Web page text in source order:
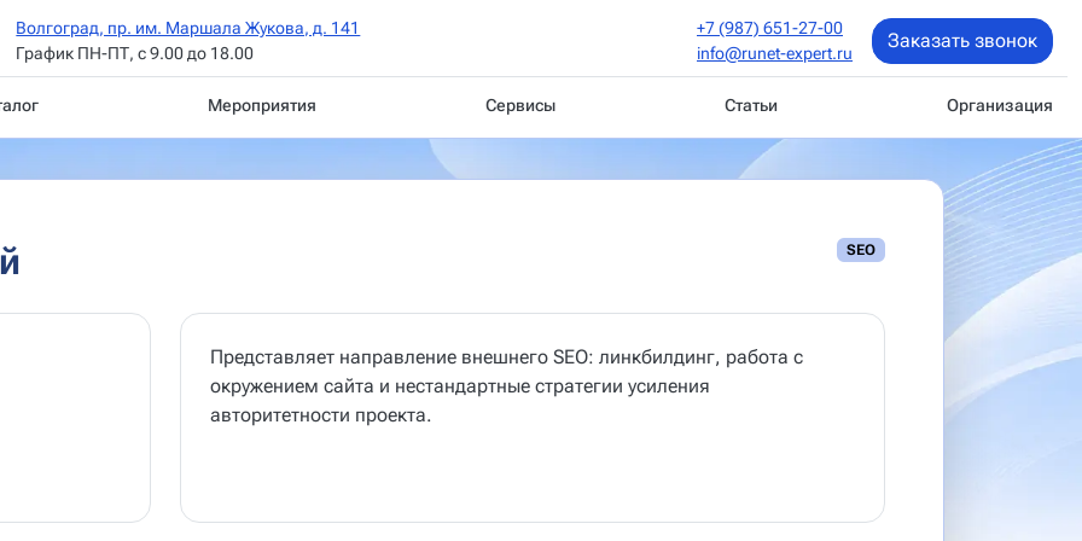
Волгоград, пр. им. Маршала Жукова, д. 141
График ПН-ПТ, с 9.00 до 18.00
+7 (987) 651-27-00
info@runet-expert.ru
Заказать звонок
Мероприятия Сервисы Статьи Организация
SEO
Представляет направление внешнего SEO: линкбилдинг, работа с
окружением сайта и нестандартные стратегии усиления
авторитетности проекта.